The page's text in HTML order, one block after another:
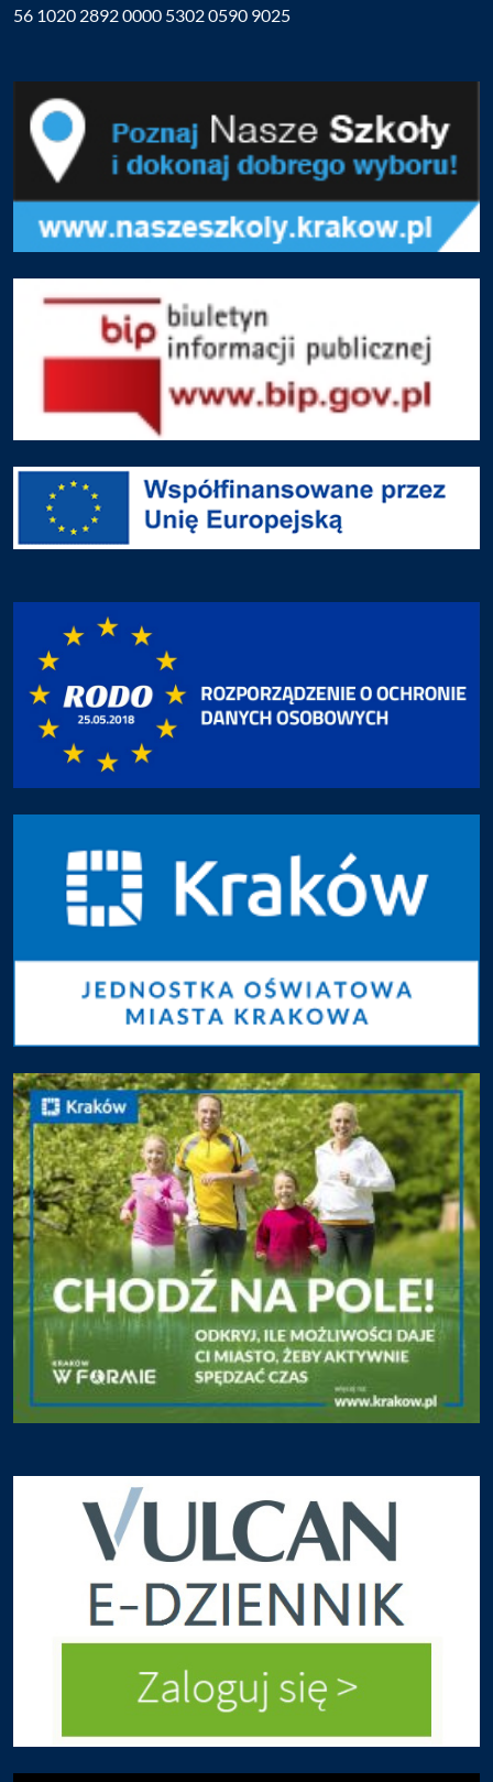
56 1020 2892 0000 5302 0590 9025